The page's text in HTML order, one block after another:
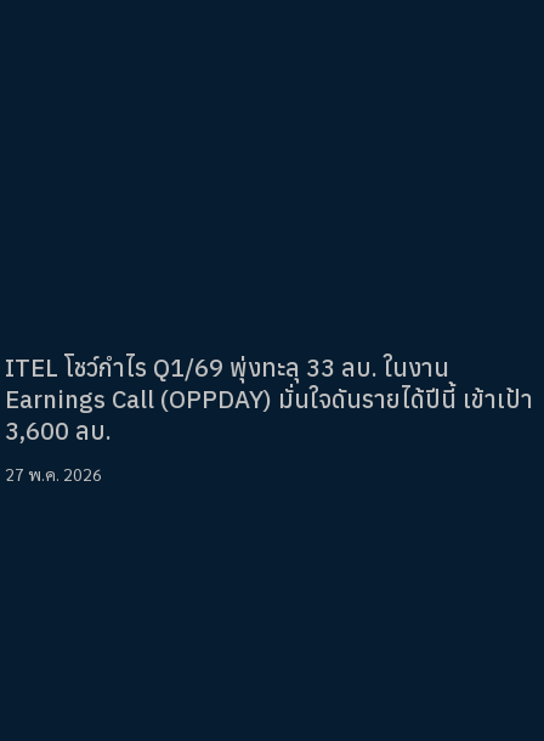
ITEL โชว์กำไร Q1/69 พุ่งทะลุ 33 ลบ. ในงาน
Earnings Call (OPPDAY) มั่นใจดันรายได้ปีนี้ เข้าเป้า
3,600 ลบ.
27 พ.ค. 2026